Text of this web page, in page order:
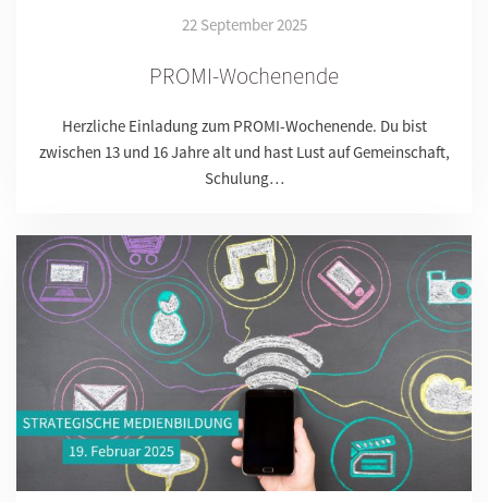
22 September 2025
PROMI-Wochenende
Herzliche Einladung zum PROMI-Wochenende. Du bist
zwischen 13 und 16 Jahre alt und hast Lust auf Gemeinschaft,
Schulung…